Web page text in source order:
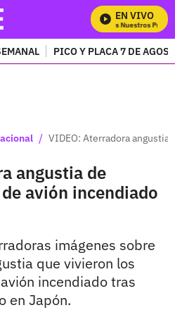
EN VIVO
Mira Todos Nuestros
PICO Y PLACA 7 DE
/ VIDEO: Aterradora
angustia de
avión incendiado
imágenes sobre
que vivieron los
incendiado tras
en Japón.